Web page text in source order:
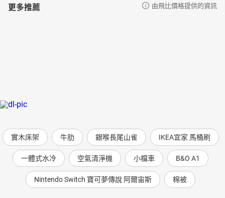
更多推薦 由飛比價格提供的資訊
實木床架 牛肋 銀喉長尾山雀 IKEA宜家 馬桶刷
一體式水冷 空氣清淨機 小檔車 B&O A1
Nintendo Switch 寶可夢傳說 阿爾宙斯 棉被